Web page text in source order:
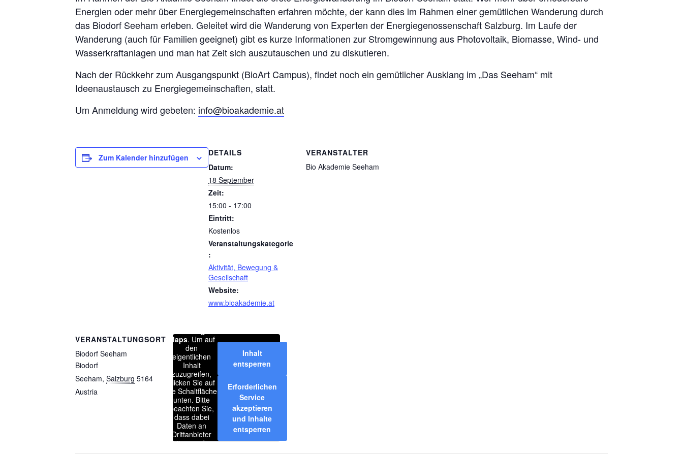
Energien oder mehr über Energiegemeinschaften erfahren möchte, der kann dies im Rahmen einer gemütlichen Wanderung durch
das Biodorf Seeham erleben. Geleitet wird die Wanderung von Experten der Energiegenossenschaft Salzburg. Im Laufe der
Wanderung (auch für Familien geeignet) gibt es kurze Informationen zur Stromgewinnung aus Photovoltaik, Biomasse, Wind- und
Wasserkraftanlagen und man hat Zeit sich auszutauschen und zu diskutieren.
Nach der Rückkehr zum Ausgangspunkt (BioArt Campus), findet noch ein gemütlicher Ausklang im „Das Seeham“ mit
Ideenaustausch zu Energiegemeinschaften, statt.
Um Anmeldung wird gebeten: info@bioakademie.at
Zum Kalender hinzufügen
DETAILS
Datum:
18 September
Zeit:
15:00 - 17:00
Eintritt:
Kostenlos
Veranstaltungskategorie
:
Aktivität, Bewegung &
Gesellschaft
Website:
www.bioakademie.at
VERANSTALTER
Bio Akademie Seeham
VERANSTALTUNGSORT
Biodorf Seeham
Biodorf
Seeham, Salzburg 5164
Austria
Maps. Um auf
den
eigentlichen
Inhalt
zuzugreifen,
klicken Sie auf
die Schaltfläche
unten. Bitte
beachten Sie,
dass dabei
Daten an
Drittanbieter
weitergegeben
werden.
Inhalt
entsperren
Erforderlichen
Service
akzeptieren
und Inhalte
entsperren